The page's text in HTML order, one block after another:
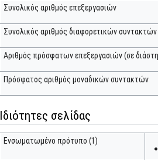
Συνολικός αριθμός επεξεργασιών
Συνολικός αριθμός διαφορετικών συντακτών
Αριθμός πρόσφατων επεξεργασιών (σε
Πρόσφατος αριθμός μοναδικών συντακτών
Ιδιότητες σελίδας
Ενσωματωμένο πρότυπο (1)